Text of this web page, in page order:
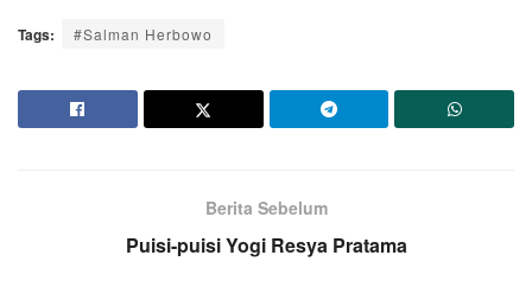
Tags: #Salman Herbowo
Berita Sebelum
Puisi-puisi Yogi Resya Pratama